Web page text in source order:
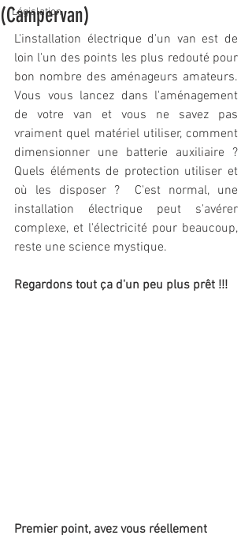
Législation
(Campervan)
L'installation électrique d'un van est de
loin l'un des points les plus redouté pour
bon nombre des aménageurs amateurs.
Vous vous lancez dans l'aménagement
de votre van et vous ne savez pas
vraiment quel matériel utiliser, comment
dimensionner une batterie auxiliaire ?
Quels éléments de protection utiliser et
où les disposer ?  C'est normal, une
installation électrique peut s'avérer
complexe, et l'électricité pour beaucoup,
reste une science mystique.
Regardons tout ça d'un peu plus prêt !!!
Premier point, avez vous réellement